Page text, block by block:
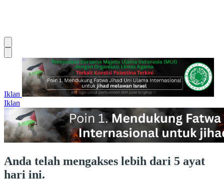
Iklan
Iklan
Anda telah mengakses lebih dari 5 ayat
hari ini.